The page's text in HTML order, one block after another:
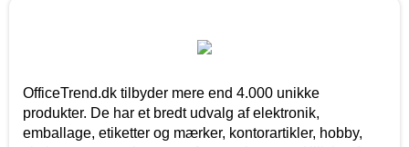
OfficeTrend.dk tilbyder mere end 4.000 unikke
produkter. De har et bredt udvalg af elektronik,
emballage, etiketter og mærker, kontorartikler, hobby,